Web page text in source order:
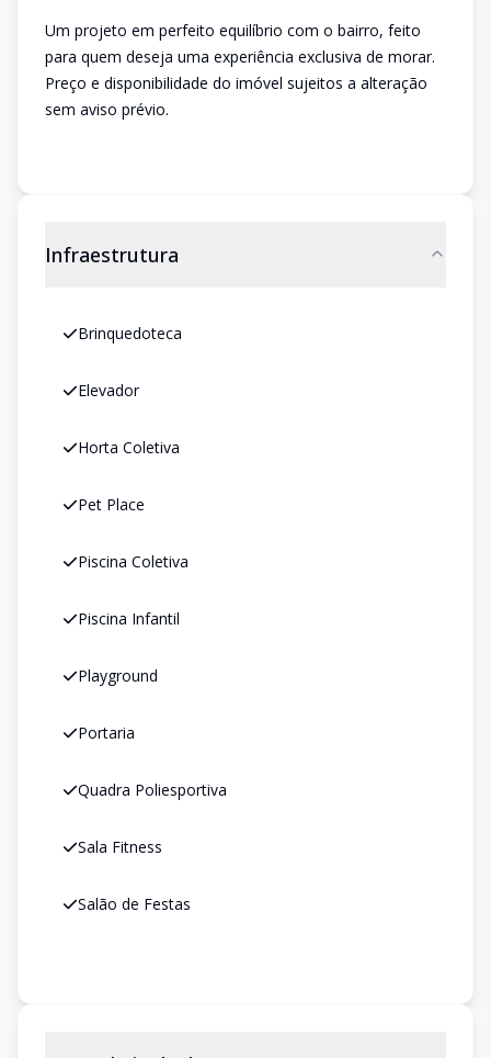
Um projeto em perfeito equilíbrio com o bairro, feito
para quem deseja uma experiência exclusiva de morar.
Preço e disponibilidade do imóvel sujeitos a alteração
sem aviso prévio.
Infraestrutura
Brinquedoteca
Elevador
Horta Coletiva
Pet Place
Piscina Coletiva
Piscina Infantil
Playground
Portaria
Quadra Poliesportiva
Sala Fitness
Salão de Festas